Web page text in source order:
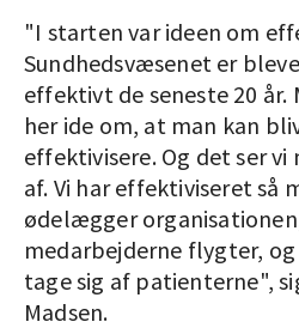
"I starten var ideen om
Sundhedsvæsenet er
effektivt de seneste 20 år.
her ide om, at man kan
effektivisere. Og det ser vi
af. Vi har effektiviseret så
ødelægger
medarbejderne flygter,
tage sig af patienterne",
Madsen.